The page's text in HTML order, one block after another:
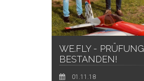
WE.FLY - PRÜFUNG
BESTANDEN!
01.11.18